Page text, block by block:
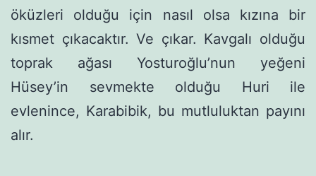
öküzleri olduğu için nasıl olsa kızına bir
kısmet çıkacaktır. Ve çıkar. Kavgalı olduğu
toprak ağası Yosturoğlu’nun yeğeni
Hüsey’in sevmekte olduğu Huri ile
evlenince, Karabibik, bu mutluluktan payını
alır.